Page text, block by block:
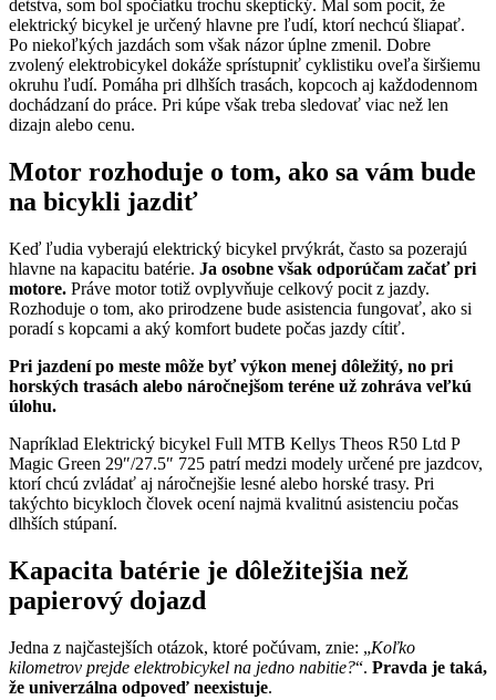
detstva, som bol spočiatku trochu skeptický. Mal som pocit, že
elektrický bicykel je určený hlavne pre ľudí, ktorí nechcú šliapať.
Po niekoľkých jazdách som však názor úplne zmenil. Dobre
zvolený elektrobicykel dokáže sprístupniť cyklistiku oveľa širšiemu
okruhu ľudí. Pomáha pri dlhších trasách, kopcoch aj každodennom
dochádzaní do práce. Pri kúpe však treba sledovať viac než len
dizajn alebo cenu.
Motor rozhoduje o tom, ako sa vám bude
na bicykli jazdiť
Keď ľudia vyberajú elektrický bicykel prvýkrát, často sa pozerajú
hlavne na kapacitu batérie. Ja osobne však odporúčam začať pri
motore. Práve motor totiž ovplyvňuje celkový pocit z jazdy.
Rozhoduje o tom, ako prirodzene bude asistencia fungovať, ako si
poradí s kopcami a aký komfort budete počas jazdy cítiť.
Pri jazdení po meste môže byť výkon menej dôležitý, no pri
horských trasách alebo náročnejšom teréne už zohráva veľkú
úlohu.
Napríklad Elektrický bicykel Full MTB Kellys Theos R50 Ltd P
Magic Green 29″/27.5″ 725 patrí medzi modely určené pre jazdcov,
ktorí chcú zvládať aj náročnejšie lesné alebo horské trasy. Pri
takýchto bicykloch človek ocení najmä kvalitnú asistenciu počas
dlhších stúpaní.
Kapacita batérie je dôležitejšia než
papierový dojazd
Jedna z najčastejších otázok, ktoré počúvam, znie: „Koľko
kilometrov prejde elektrobicykel na jedno nabitie?“. Pravda je taká,
že univerzálna odpoveď neexistuje.